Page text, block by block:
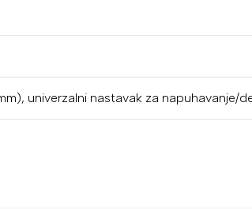
univerzalni nastavak za napuhavanje/